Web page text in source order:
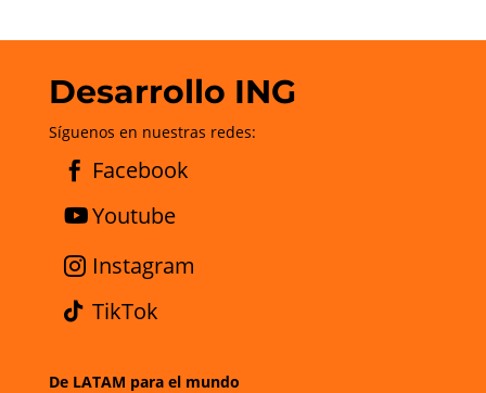
Desarrollo ING
Síguenos en nuestras redes:
Facebook
Youtube
Instagram
TikTok
De LATAM para el mundo